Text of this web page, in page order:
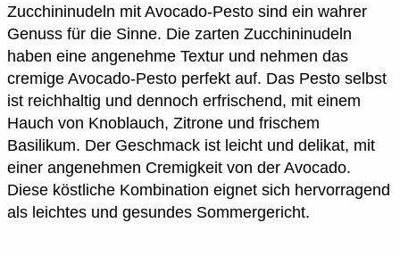
Zucchininudeln mit Avocado-Pesto sind ein wahrer
Genuss für die Sinne. Die zarten Zucchininudeln
haben eine angenehme Textur und nehmen das
cremige Avocado-Pesto perfekt auf. Das Pesto selbst
ist reichhaltig und dennoch erfrischend, mit einem
Hauch von Knoblauch, Zitrone und frischem
Basilikum. Der Geschmack ist leicht und delikat, mit
einer angenehmen Cremigkeit von der Avocado.
Diese köstliche Kombination eignet sich hervorragend
als leichtes und gesundes Sommergericht.